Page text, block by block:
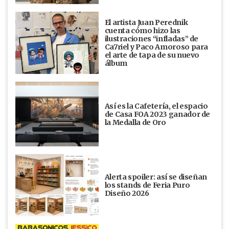
El artista Juan Perednik
cuenta cómo hizo las
ilustraciones “infladas” de
Ca7riel y Paco Amoroso para
el arte de tapa de su nuevo
álbum
Así es la Cafetería, el espacio
de Casa FOA 2023 ganador de
la Medalla de Oro
Alerta spoiler: así se diseñan
los stands de Feria Puro
Diseño 2026